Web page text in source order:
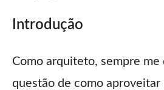
Introdução
Como arquiteto, sempre me
questão de como aproveitar